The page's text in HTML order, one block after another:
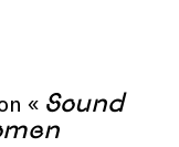
« Sound